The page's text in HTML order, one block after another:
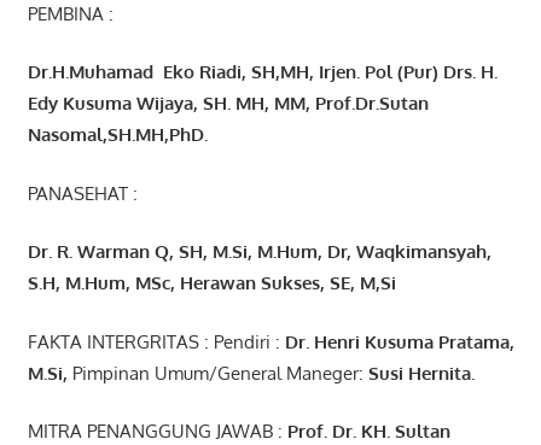
PEMBINA :
Dr.H.Muhamad Eko Riadi, SH,MH, Irjen. Pol (Pur) Drs. H.
Edy Kusuma Wijaya, SH. MH, MM, Prof.Dr.Sutan
Nasomal,SH.MH,PhD.
PANASEHAT :
Dr. R. Warman Q, SH, M.Si, M.Hum, Dr, Waqkimansyah,
S.H, M.Hum, MSc, Herawan Sukses, SE, M,Si
FAKTA INTERGRITAS : Pendiri : Dr. Henri Kusuma Pratama,
M.Si, Pimpinan Umum/General Maneger: Susi Hernita.
MITRA PENANGGUNG JAWAB : Prof. Dr. KH. Sultan